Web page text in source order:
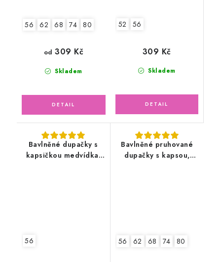
56 62 68 74 80
Skladem
od 309 Kč
52 56
Skladem
309 Kč
Bavlněné dupačky s
kapsičkou medvídka,
56
Bavlněné pruhované
dupačky s kapsou,
56 62 68 74 80